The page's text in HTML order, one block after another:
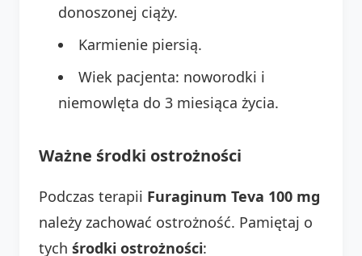
donoszonej ciąży.
Karmienie piersią.
Wiek pacjenta: noworodki i
niemowlęta do 3 miesiąca życia.
Ważne środki ostrożności
Podczas terapii Furaginum Teva 100 mg
należy zachować ostrożność. Pamiętaj o
tych środki ostrożności: